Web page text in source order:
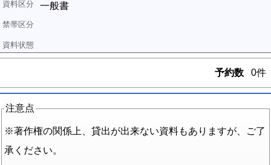
一般書
予約数 0件
注意点
※著作権の関係上、貸出が出来ない資料もありますが、ご了
承ください。